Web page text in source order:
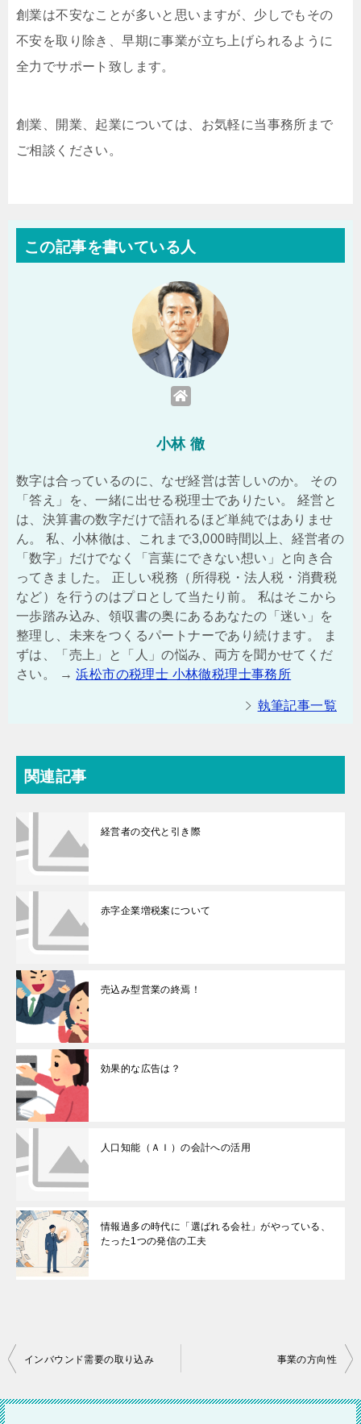
創業は不安なことが多いと思いますが、少しでもその
不安を取り除き、早期に事業が立ち上げられるように
全力でサポート致します。
創業、開業、起業については、お気軽に当事務所まで
ご相談ください。
この記事を書いている人
小林 徹
数字は合っているのに、なぜ経営は苦しいのか。 その
「答え」を、一緒に出せる税理士でありたい。 経営と
は、決算書の数字だけで語れるほど単純ではありませ
ん。 私、小林徹は、これまで3,000時間以上、経営者の
「数字」だけでなく「言葉にできない想い」と向き合
ってきました。 正しい税務（所得税・法人税・消費税
など）を行うのはプロとして当たり前。 私はそこから
一歩踏み込み、領収書の奥にあるあなたの「迷い」を
整理し、未来をつくるパートナーであり続けます。 ま
ずは、「売上」と「人」の悩み、両方を聞かせてくだ
さい。 →浜松市の税理士 小林徹税理士事務所
執筆記事一覧
関連記事
経営者の交代と引き際
赤字企業増税案について
売込み型営業の終焉！
効果的な広告は？
人口知能（ＡＩ）の会計への活用
情報過多の時代に「選ばれる会社」がやっている、
たった1つの発信の工夫
投
ナ
インバウンド需要の取り込み 事業の方向性